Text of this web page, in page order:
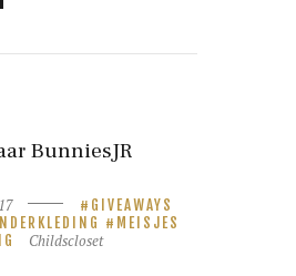
BunniesJR
GIVEAWAYS
MEISJES
Childscloset